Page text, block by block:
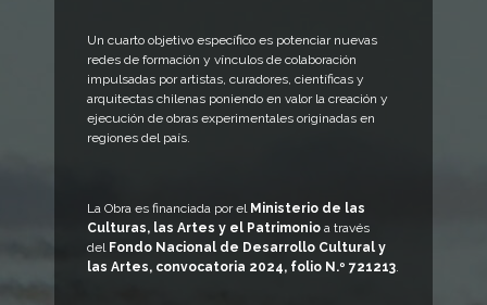
Un cuarto objetivo específico es potenciar nuevas
redes de formación y vínculos de colaboración
impulsadas por artistas, curadores, científicas y
arquitectas chilenas poniendo en valor la creación y
ejecución de obras experimentales originadas en
regiones del país.
La Obra es financiada por el Ministerio de las
Culturas, las Artes y el Patrimonio a través
del Fondo Nacional de Desarrollo Cultural y
las Artes, convocatoria 2024, folio N.º 721213